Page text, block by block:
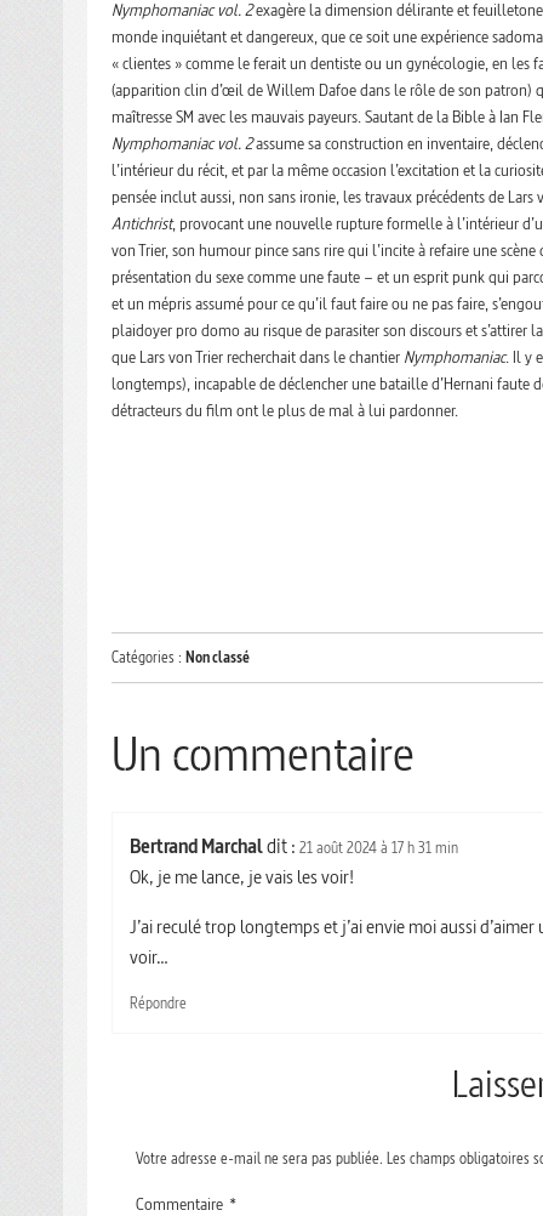
Nymphomaniac vol. 2exagère la dimension délirante et
monde inquiétant et dangereux, que ce soit une expérience
« clientes » comme le ferait un dentiste ou un gynécologie, en les
(apparition clin d’œil de Willem Dafoe dans le rôle de son patron)
maîtresse SM avec les mauvais payeurs. Sautant de la Bible à
Nymphomaniac vol. 2assume sa construction en inventaire,
l’intérieur du récit, et par la même occasion l’excitation et la
pensée inclut aussi, non sans ironie, les travaux précédents de Lars
Antichrist, provocant une nouvelle rupture formelle à l’intérieur
von Trier, son humour pince sans rire qui l’incite à refaire une
présentation du sexe comme une faute – et un esprit punk qui
et un mépris assumé pour ce qu’il faut faire ou ne pas faire,
plaidoyer pro domo au risque de parasiter son discours et s’attirer
que Lars von Trier recherchait dans le chantier Nymphomaniac. Il y
longtemps), incapable de déclencher une bataille d’Hernani
détracteurs du film ont le plus de mal à lui pardonner.
Catégories : Non classé
Un commentaire
Bertrand Marchaldit : 21 août 2024 à 17 h 31 min
Ok, je me lance, je vais les voir!
J’ai reculé trop longtemps et j’ai envie moi aussi
voir…
Répondre
Votre adresse e-mail ne sera pas publiée. Les champs obligatoires
Commentaire *